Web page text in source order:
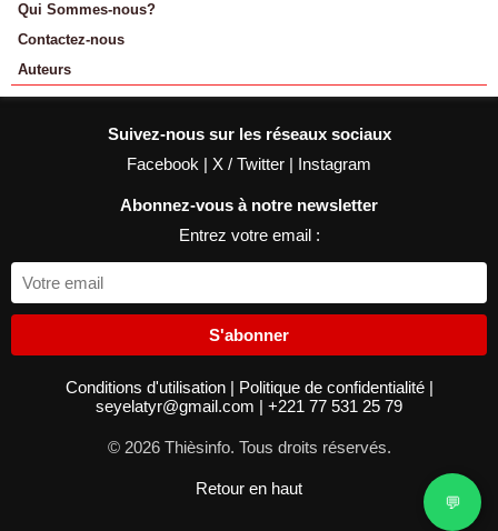
Qui Sommes-nous?
Contactez-nous
Auteurs
Suivez-nous sur les réseaux sociaux
Facebook | X / Twitter | Instagram
Abonnez-vous à notre newsletter
Entrez votre email :
S'abonner
Conditions d'utilisation | Politique de confidentialité |
seyelatyr@gmail.com | +221 77 531 25 79
© 2026 Thièsinfo. Tous droits réservés.
Retour en haut
💬